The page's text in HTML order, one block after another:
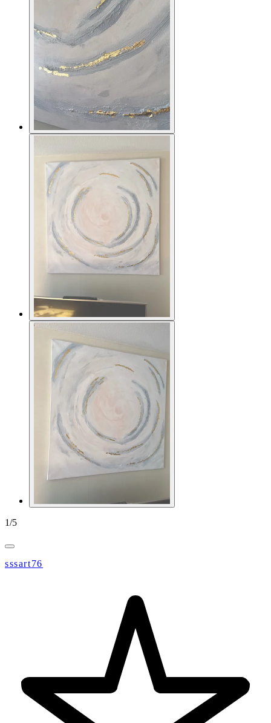
1/5
sssart76